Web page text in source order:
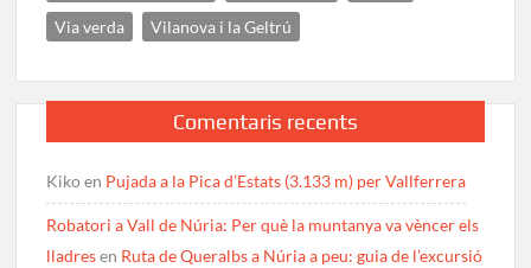
Via verda
Vilanova i la Geltrú
Comentaris recents
Kikoen Pujada a la Pica d’Estats (3.133 m) per Vallferrera
Robatori a Vall de Núria: Per què la muntanya va vèncer els
lladresen Ruta de Queralbs a Núria a peu: guia de l’excursió